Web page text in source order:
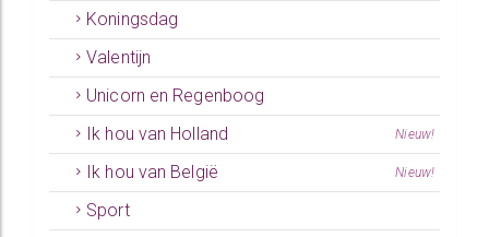
Koningsdag
Valentijn
Unicorn en Regenboog
Ik hou van Holland
Nieuw!
Ik hou van België Nieuw!
Sport